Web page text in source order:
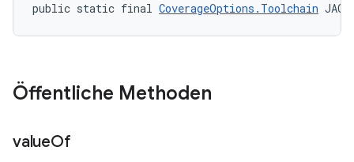
public static final CoverageOptions.Toolchain
Öffentliche Methoden
valueOf